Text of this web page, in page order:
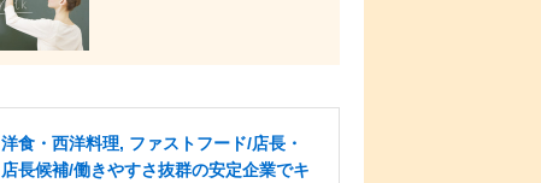
洋食・西洋料理, ファストフード/店長・
店長候補/働きやすさ抜群の安定企業でキ